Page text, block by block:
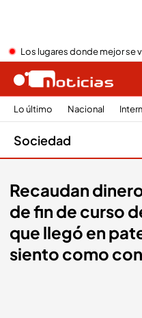
Los lugares donde mejor se
Lo último Nacional
Sociedad
Recaudan
de fin de curso
que llegó en
siento como